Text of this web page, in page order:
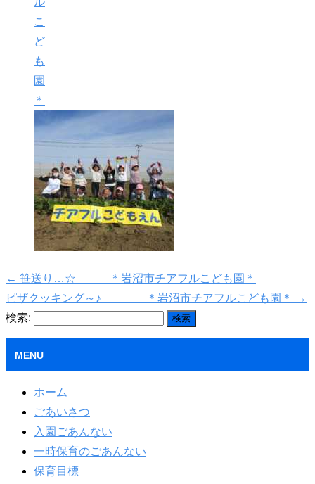
こ
ど
も
園
＊
← 笹送り…☆ ＊岩沼市チアフルこども園＊
ピザクッキング～♪ ＊岩沼市チアフルこども園＊
→
検索:
MENU
ホーム
ごあいさつ
入園ごあんない
一時保育のごあんない
保育目標